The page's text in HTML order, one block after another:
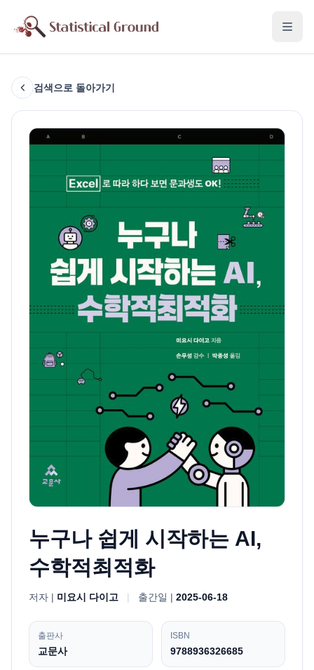
검색으로 돌아가기
누구나 쉽게 시작하는 AI,
수학적최적화
저자 | 미요시 다이고 | 출간일 | 2025-06-18
출판사
교문사
ISBN
9788936326685